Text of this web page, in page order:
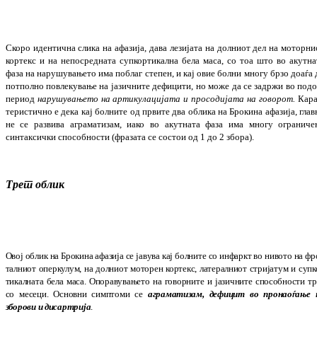
Скоро идентична слика на афазија, дава ле­зи­јата на долниот дел на
кортекс и на непосредната супкортикална бела маса, со тоа што во
фаза на на­ру­шу­ва­ње­то има поблаг степен, и кај овие болни мно­гу брзо доаѓа
потполно повлекување на ја­зичните дефицити, но може да се задржи во
период нарушувањето на ар­ти­ку­ла­ци­јата и просодијата на говорот.
те­ристично е дека кај болните од првите два об­лика на Брокина афазија,
не се раз­ви­ва аграматизам,иако во акутната фаза има мно­гу
синтаксички способности (фра­зата се состои од 1 до 2 збора).
Трет облик
Овој облик на Брокина афазија се јавува кај бол­ните со инфаркт во нивото на
тални­от оперкулум, на долниот моторен кортекс, латералниот стријатум и
тикал­на­та бела маса. Опоравувањето на говор­ните и јазичните способности
со месеци. Основ­ни симп­то­ми се аграма­тизам, де­фи­цит во пронаоѓање
зборови и дисар­три­ја.